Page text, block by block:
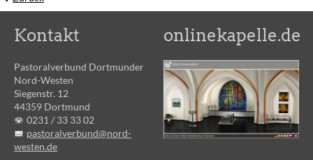
Kontakt
Pastoralverbund Dortmunder
Nord-Westen
Siegenstr. 12
44359 Dortmund
0231 / 33 33 02
pastoralverbund@nord-
westen.de
onlinekapelle.de